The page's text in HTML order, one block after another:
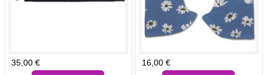
35,00 € 16,00 €